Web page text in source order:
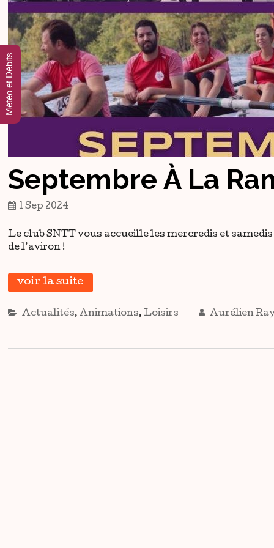
Septembre À La
1 Sep 2024
Le club SNTT vous accueille les mercredis et
de l’aviron !
voir la suite
Actualités,Animations,Loisirs Aurélien
Météo et Débits